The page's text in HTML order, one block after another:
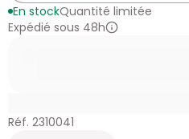
En stockQuantité limitée
Expédié sous 48h
Réf. 2310041